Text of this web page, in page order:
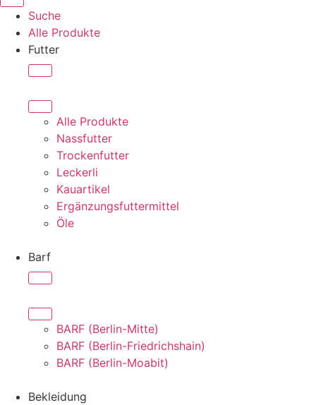
Suche
Alle Produkte
Futter
Alle Produkte
Nassfutter
Trockenfutter
Leckerli
Kauartikel
Ergänzungsfuttermittel
Öle
Barf
BARF (Berlin-Mitte)
BARF (Berlin-Friedrichshain)
BARF (Berlin-Moabit)
Bekleidung